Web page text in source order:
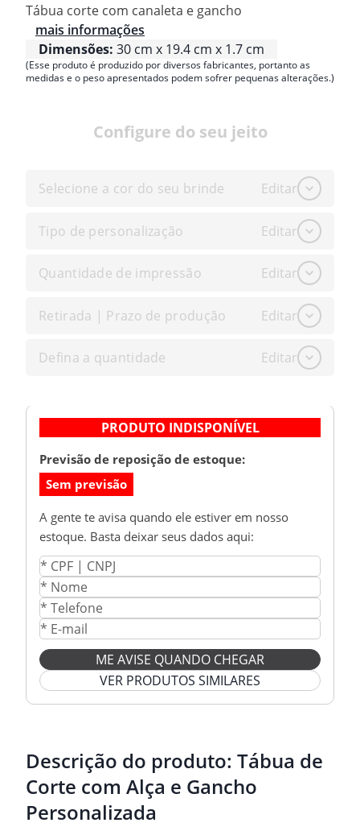
Tábua corte com canaleta e gancho
mais informações
Dimensões: 30 cm x 19.4 cm x 1.7 cm
(Esse produto é produzido por diversos fabricantes, portanto as
medidas e o peso apresentados podem sofrer pequenas alterações.)
Configure do seu jeito
Selecione a cor do seu brinde Editar
Tipo de personalização Editar
Quantidade de impressão Editar
Retirada | Prazo de produção Editar
Defina a quantidade Editar
PRODUTO INDISPONÍVEL
Previsão de reposição de estoque:
Sem previsão
A gente te avisa quando ele estiver em nosso
estoque. Basta deixar seus dados aqui:
ME AVISE QUANDO CHEGAR
VER PRODUTOS SIMILARES
Descrição do produto: Tábua de
Corte com Alça e Gancho
Personalizada